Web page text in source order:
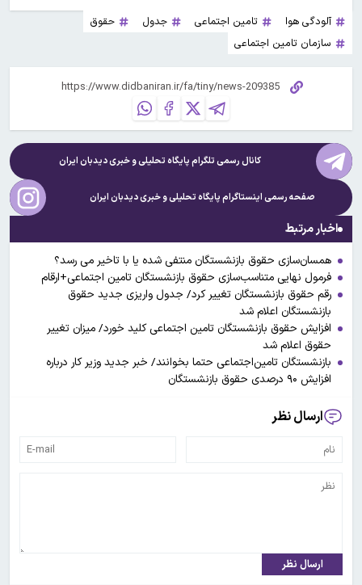
آلودگی هوا تامین اجتماعی جدول
حقوق
سازمان تامین اجتماعی
کانال رسمی تلگرام پایگاه تحلیلی و خبریدیدبان ایران
صفحه رسمی اینستاگرام پایگاه تحلیلی و خبریدیدبان ایران
اخبار مرتبط
همسان‌سازی حقوق بازنشستگان منتفی شده یا با تاخیر می رسد؟
فرمول نهایی متناسب‌سازی حقوق بازنشستگان تامین اجتماعی+ارقام
رقم حقوق بازنشستگان تغییر کرد/ جدول واریزی جدید حقوق
بازنشستگان اعلام شد
افزایش حقوق بازنشستگان تامین اجتماعی کلید خورد/ میزان تغییر
حقوق اعلام شد
بازنشستگان تامین‌اجتماعی حتما بخوانند/ خبر جدید وزیر کار درباره
افزایش ۹۰ درصدی حقوق بازنشستگان
ارسال نظر
ارسال نظر